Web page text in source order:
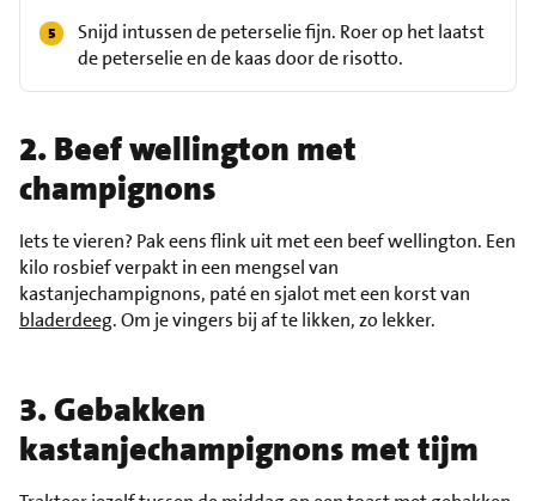
Snijd intussen de peterselie fijn. Roer op het laatst
de peterselie en de kaas door de risotto.
2. Beef wellington met
champignons
Iets te vieren? Pak eens flink uit met een beef wellington. Een
kilo rosbief verpakt in een mengsel van
kastanjechampignons, paté en sjalot met een korst van
bladerdeeg. Om je vingers bij af te likken, zo lekker.
3. Gebakken
kastanjechampignons met tijm